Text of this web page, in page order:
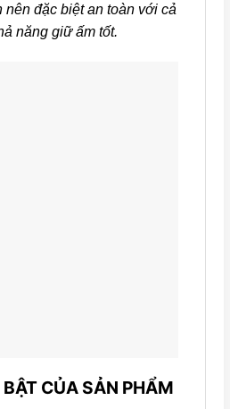
nên đặc biệt an toàn với cả
năng giữ ấm tốt.
CỦA SẢN PHẨM